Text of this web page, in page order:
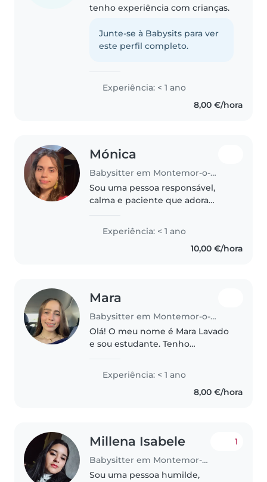
tenho experiência com crianças.
Junte-se à Babysits para ver
este perfil completo.
Experiência: < 1 ano
8,00 €/hora
Mónica
Babysitter em Montemor-o-Novo
Sou uma pessoa responsável,
calma e paciente que adora
Embora não tenha experiência
prévia como babysitter, tenho
Experiência: < 1 ano
10,00 €/hora
Mara
Babysitter em Montemor-o-Novo
Olá! O meu nome é Mara Lavado
e sou estudante. Tenho
uma pessoa responsável,
paciente e dedicada. Já tive a
Experiência: < 1 ano
8,00 €/hora
Millena Isabele
Babysitter em Montemor-o-Novo
1
Sou uma pessoa humilde,